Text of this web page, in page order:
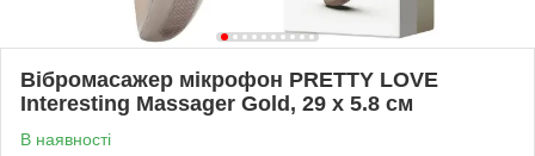
Вібромасажер мікрофон PRETTY LOVE
Interesting Massager Gold, 29 х 5.8 см
В наявності